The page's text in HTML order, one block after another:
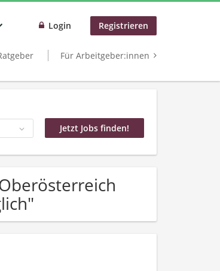
Login Registrieren
Für Arbeitgeber:innen